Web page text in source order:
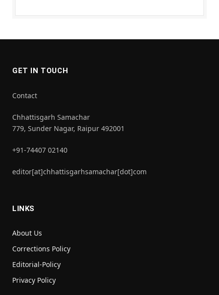
GET IN TOUCH
Contact
Chhattisgarh Samachar
779, Sunder Nagar, Raipur 492001
+91-74407 02140
editor[at]chhattisgarhsamachar[dot]com
LINKS
About Us
Corrections Policy
Editorial-Policy
Privacy Policy